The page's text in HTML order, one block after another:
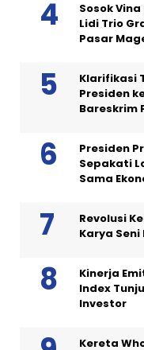
Sosok
Lidi Trio
Pasar
Klarifikasi
Presiden
Bareskrim
Presiden
Sepakati
Sama
Revolusi
Karya
Kinerja
Index
Investor
Kereta